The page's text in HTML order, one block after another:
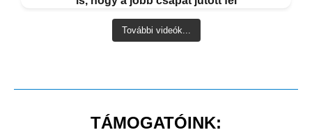
További videók...
TÁMOGATÓINK: